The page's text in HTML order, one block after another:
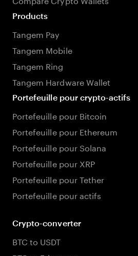
Products
Tangem Pay
Tangem Mobile
Tangem Ring
Tangem Hardware Wallet
Portefeuille pour crypto-actifs
Portefeuille pour Bitcoin
Portefeuille pour Ethereum
Portefeuille pour Solana
Portefeuille pour XRP
Portefeuille pour Tether
Portefeuille pour actifs
Crypto-converter
BTC to USDT